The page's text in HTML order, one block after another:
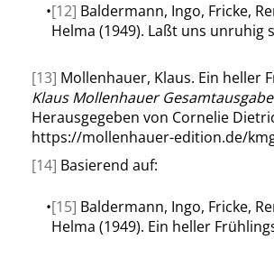
•[12] Baldermann, Ingo, Fricke,
Helma (1949). Laßt uns unruhig
[13] Mollenhauer, Klaus. Ein heller
Klaus Mollenhauer
Herausgegeben von Cornelie
https://mollenhauer-edition.de/
[14] Basierend auf:
•[15] Baldermann, Ingo, Fricke,
Helma (1949). Ein heller